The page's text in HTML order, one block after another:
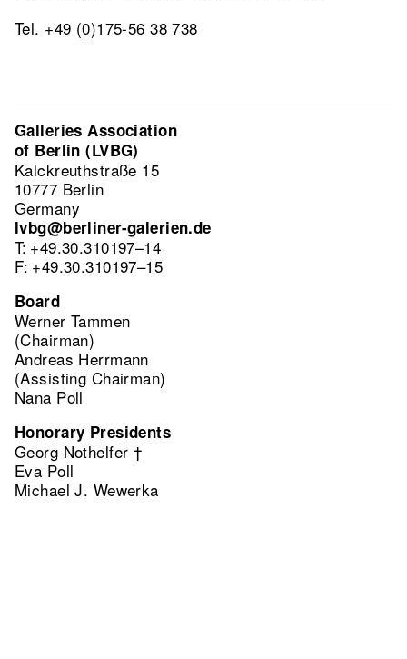
Tel. +49 (0)175-56 38 738
Galleries Association
of Berlin (LVBG)
Kalckreuthstraße 15
10777 Berlin
Germany
lvbg@berliner-galerien.de
T: +49.30.310197–14
F: +49.30.310197–15
Board
Werner Tammen
(Chairman)
Andreas Herrmann
(Assisting Chairman)
Nana Poll
Honorary Presidents
Georg Nothelfer †
Eva Poll
Michael J. Wewerka